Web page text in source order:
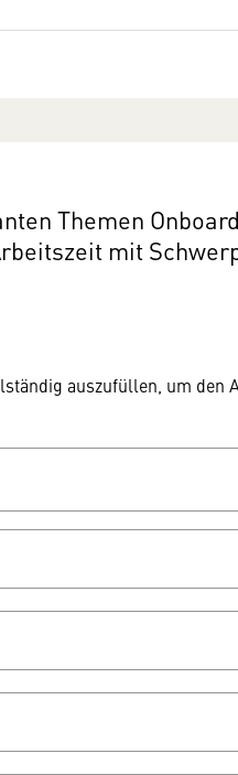
Themen
mit
auszufüllen, um den